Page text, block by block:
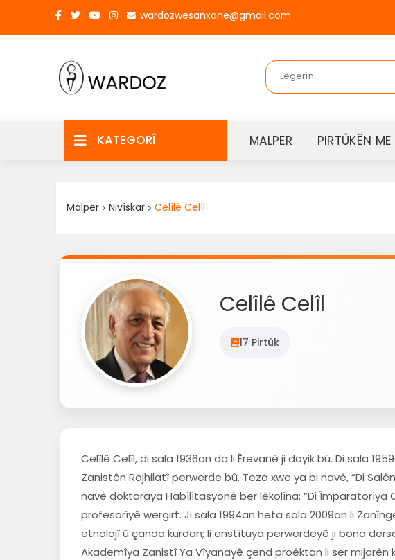
wardozwesanxane@gmail.com
KATEGORÎ MALPER PIRTÛKÊN ME
Malper Nivîskar Celîlê Celîl
Celîlê Celîl
17 Pirtûk
Celîlê Celîl, di sala 1936an da li Êrevanê ji dayik bû. Di sala
Zanistên Rojhilatî perwerde bû. Teza xwe ya bi navê, “Di
navê doktoraya Habîlîtasyonê ber lêkolîna: “Di
profesorîyê wergirt. Ji sala 1994an heta sala 2009an li
etnolojî û çanda kurdan; li enstîtuya perwerdeyê ji bona
Akademîya Zanistî Ya Vîyanayê çend proêktan li ser mijarên